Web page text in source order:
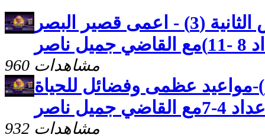
كنوز مخفيه رسالة بطرس الثانية (3) - اعمى قصير البصر
960 مشاهدات
رسالة بطرس الثانية(2)-مواعيد عظمى وفضائل للحياة
ناصر
932 مشاهدات